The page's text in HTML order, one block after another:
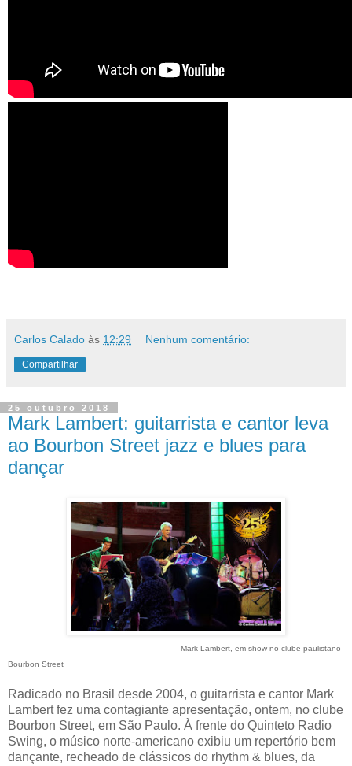
Carlos Calado às 12:29 Nenhum comentário:
Compartilhar
25 outubro 2018
Mark Lambert: guitarrista e cantor leva
ao Bourbon Street jazz e blues para
dançar
Mark Lambert, em show no clube paulistano
Bourbon Street
Radicado no Brasil desde 2004, o guitarrista e cantor Mark
Lambert fez uma contagiante apresentação, ontem, no clube
Bourbon Street, em São Paulo. À frente do Quinteto Radio
Swing, o músico norte-americano exibiu um repertório bem
dançante, recheado de clássicos do rhythm & blues, da